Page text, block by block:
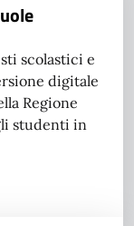
scolastici e
digitale
Regione
studenti in